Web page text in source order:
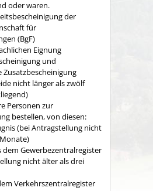
oder waren.
der
für
(BgF)
Eignung
und
Zusatzbescheinigung
nicht länger als zwölf
Personen zur
bestellen, von diesen:
(bei Antragstellung nicht
dem Gewerbezentralregister
nicht älter als drei
Verkehrszentralregister